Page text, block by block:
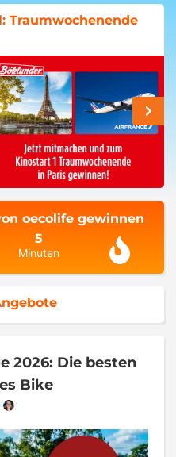
Traumwochenende
oecolife gewinnen
5
Minuten
2026: Die besten
Bike